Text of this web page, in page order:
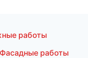
работы
работы